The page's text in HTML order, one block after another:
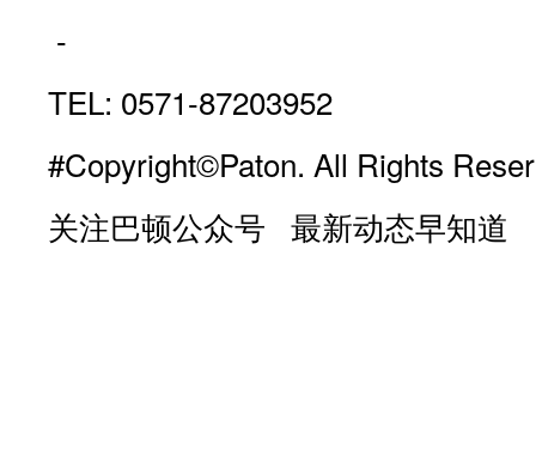
-
TEL: 0571-87203952
#Copyright©Paton. All Rights
关注巴顿公众号 最新动态早知道